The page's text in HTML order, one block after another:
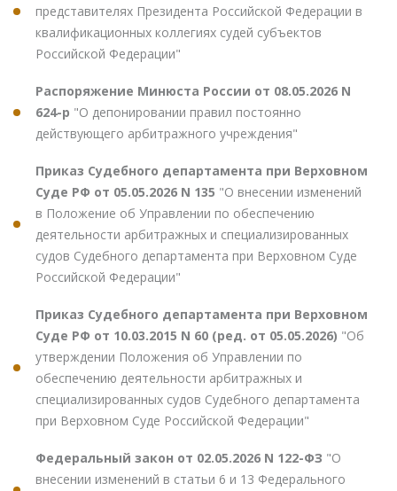
представителях Президента Российской Федерации в
квалификационных коллегиях судей субъектов
Российской Федерации"
Распоряжение Минюста России от 08.05.2026 N
624-р "О депонировании правил постоянно
действующего арбитражного учреждения"
Приказ Судебного департамента при Верховном
Суде РФ от 05.05.2026 N 135 "О внесении изменений
в Положение об Управлении по обеспечению
деятельности арбитражных и специализированных
судов Судебного департамента при Верховном Суде
Российской Федерации"
Приказ Судебного департамента при Верховном
Суде РФ от 10.03.2015 N 60 (ред. от 05.05.2026) "Об
утверждении Положения об Управлении по
обеспечению деятельности арбитражных и
специализированных судов Судебного департамента
при Верховном Суде Российской Федерации"
Федеральный закон от 02.05.2026 N 122-ФЗ "О
внесении изменений в статьи 6 и 13 Федерального